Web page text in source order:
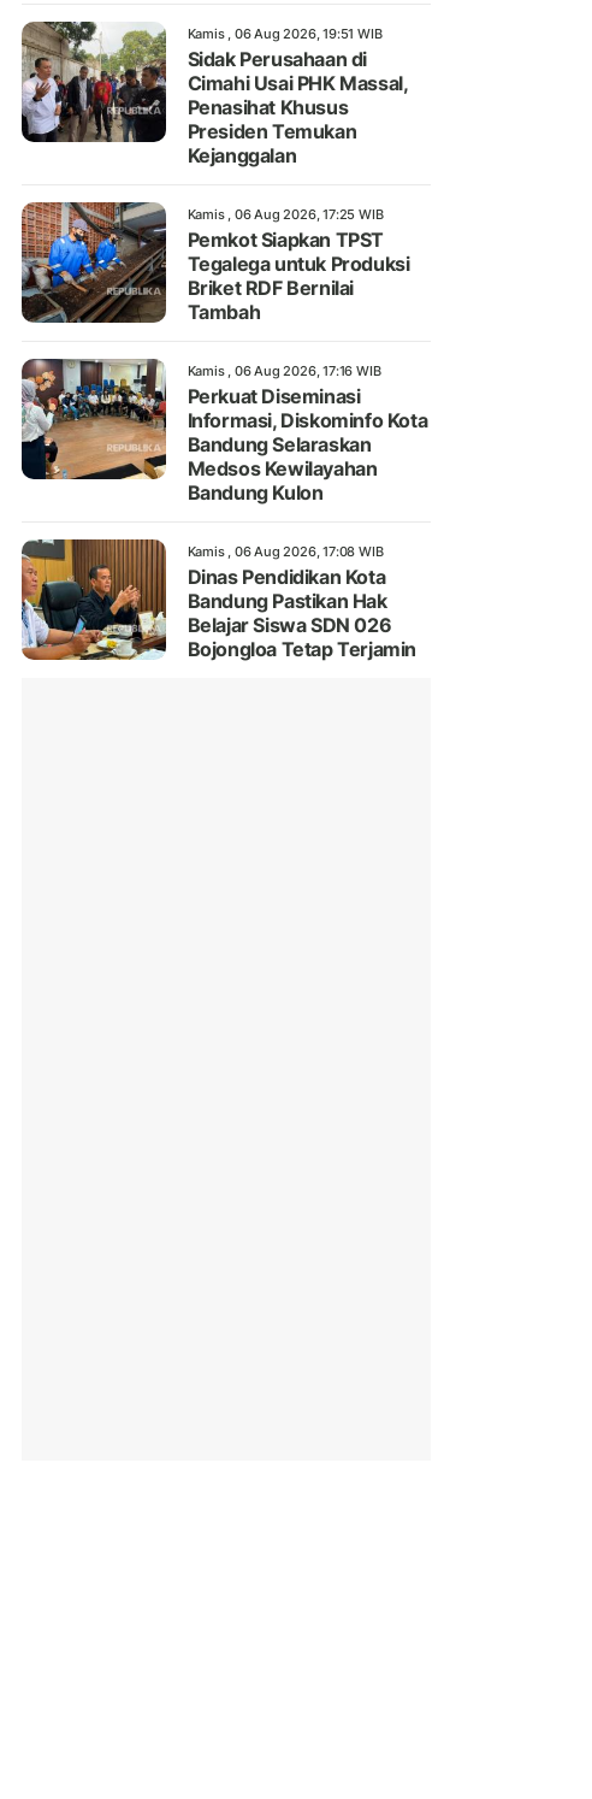
Kamis , 06 Aug 2026, 19:51 WIB
Sidak Perusahaan di
Cimahi Usai PHK Massal,
Penasihat Khusus
Presiden Temukan
Kejanggalan
Kamis , 06 Aug 2026, 17:25 WIB
Pemkot Siapkan TPST
Tegalega untuk Produksi
Briket RDF Bernilai
Tambah
Kamis , 06 Aug 2026, 17:16 WIB
Perkuat Diseminasi
Informasi, Diskominfo Kota
Bandung Selaraskan
Medsos Kewilayahan
Bandung Kulon
Kamis , 06 Aug 2026, 17:08 WIB
Dinas Pendidikan Kota
Bandung Pastikan Hak
Belajar Siswa SDN 026
Bojongloa Tetap Terjamin